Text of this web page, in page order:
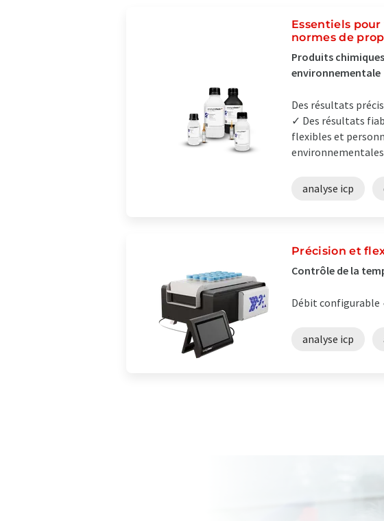
Essentiels
normes de
Produits
environnementale
Des résultats
✓ Des résultats
flexibles et
analyse icp
Précision et
Contrôle de la
Débit
analyse icp